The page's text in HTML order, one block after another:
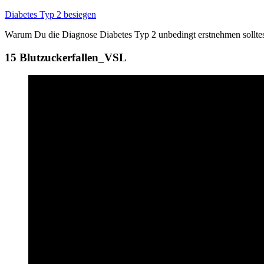
Zum
springen
Diabetes Typ 2 besiegen
Warum Du die Diagnose Diabetes Typ 2 unbedingt erstnehmen
15 Blutzuckerfallen_VSL